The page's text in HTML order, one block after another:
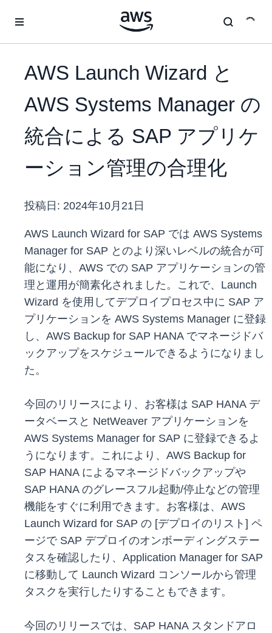
AWS Launch Wizard と
AWS Systems Manager の
統合による SAP アプリケ
ーション管理の合理化
投稿日: 2024年10月21日
AWS Launch Wizard for SAP では AWS Systems
Manager for SAP とのより深いレベルの統合が可
能になり、AWS での SAP アプリケーションの管
理と運用が簡素化されました。これで、Launch
Wizard を使用してデプロイプロセス中に SAP ア
プリケーションを AWS Systems Manager に登録
し、AWS Backup for SAP HANA でマネージドバ
ックアップをスケジュールできるようになりまし
た。
今回のリリースにより、お客様は SAP HANA デ
ータベースと NetWeaver アプリケーションを
AWS Systems Manager for SAP に登録できるよ
うになります。これにより、AWS Backup for
SAP HANA によるマネージドバックアップや
SAP HANA のグレースフル起動/停止などの管理
機能をすぐに利用できます。お客様は、AWS
Launch Wizard for SAP の [デプロイのリスト] ペ
ージで SAP デプロイのオンボーディングステー
タスを確認したり、Application Manager for SAP
に移動して Launch Wizard コンソールから管理
タスクを実行したりすることもできます。
今回のリリースでは、SAP HANA スタンドアロ